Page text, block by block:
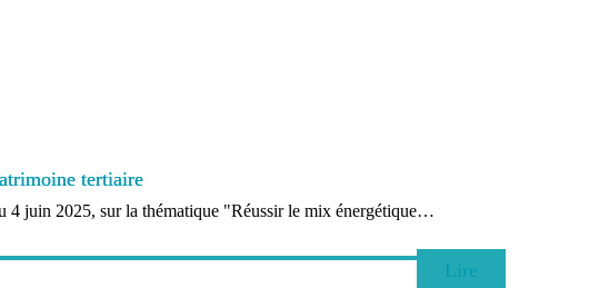
tertiaire
juin 2025, sur la thématique "Réussir le mix énergétique…
Lire